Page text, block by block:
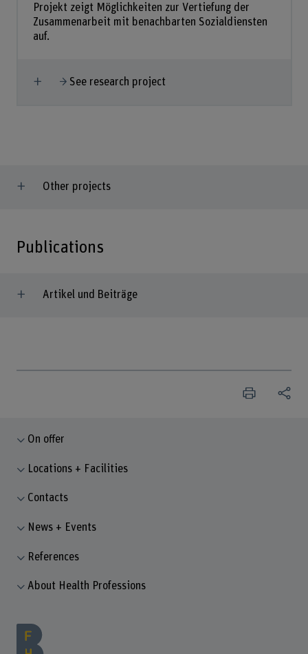
Projekt zeigt Möglichkeiten zur Vertiefung der
Zusammenarbeit mit benachbarten Sozialdiensten
auf.
Show more
See research project
Other projects
Publications
Artikel und Beiträge
On offer
Locations + Facilities
Contacts
News + Events
References
About Health Professions